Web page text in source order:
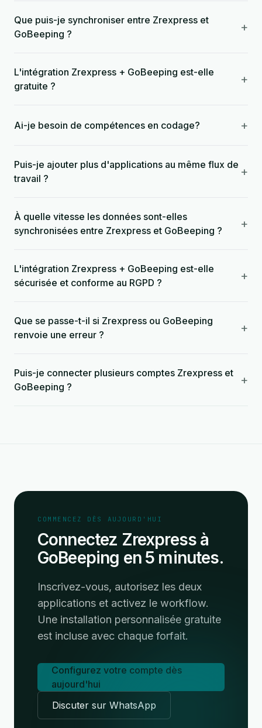
Que puis-je synchroniser entre Zrexpress et
GoBeeping ?
+
L'intégration Zrexpress + GoBeeping est-elle
gratuite ?
+
Ai-je besoin de compétences en codage? +
Puis-je ajouter plus d'applications au même flux de
travail ?
+
À quelle vitesse les données sont-elles
synchronisées entre Zrexpress et GoBeeping ?
+
L'intégration Zrexpress + GoBeeping est-elle
sécurisée et conforme au RGPD ?
+
Que se passe-t-il si Zrexpress ou GoBeeping
renvoie une erreur ?
+
Puis-je connecter plusieurs comptes Zrexpress et
GoBeeping ?
+
COMMENCEZ DÈS AUJOURD'HUI
Connectez Zrexpress à
GoBeeping en 5 minutes.
Inscrivez-vous, autorisez les deux
applications et activez le workflow.
Une installation personnalisée gratuite
est incluse avec chaque forfait.
Configurez votre compte dès
aujourd'hui
Discuter sur WhatsApp